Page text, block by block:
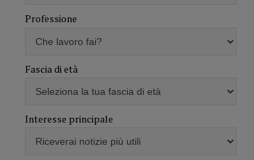
Professione
Fascia di età
Interesse principale